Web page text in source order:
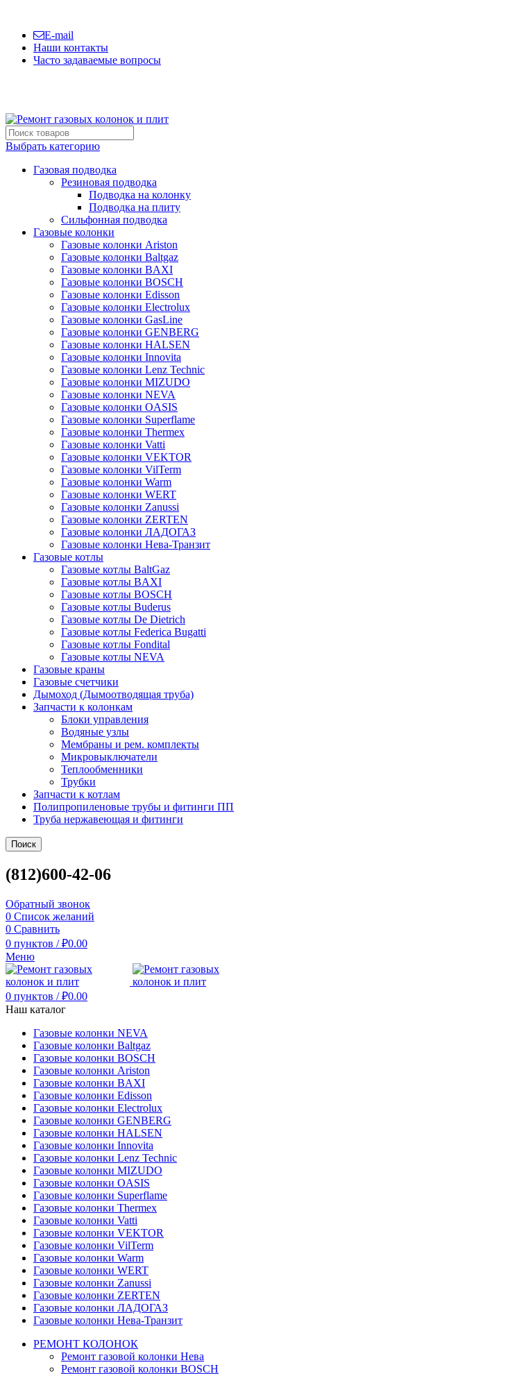
E-mail
Наши контакты
Часто задаваемые вопросы
Выбрать категорию
Газовая подводка
Резиновая подводка
Подводка на колонку
Подводка на плиту
Сильфонная подводка
Газовые колонки
Газовые колонки Ariston
Газовые колонки Baltgaz
Газовые колонки BAXI
Газовые колонки BOSCH
Газовые колонки Edisson
Газовые колонки Electrolux
Газовые колонки GasLine
Газовые колонки GENBERG
Газовые колонки HALSEN
Газовые колонки Innovita
Газовые колонки Lenz Technic
Газовые колонки MIZUDO
Газовые колонки NEVA
Газовые колонки OASIS
Газовые колонки Superflame
Газовые колонки Thermex
Газовые колонки Vatti
Газовые колонки VEKTOR
Газовые колонки VilTerm
Газовые колонки Warm
Газовые колонки WERT
Газовые колонки Zanussi
Газовые колонки ZERTEN
Газовые колонки ЛАДОГАЗ
Газовые колонки Нева-Транзит
Газовые котлы
Газовые котлы BaltGaz
Газовые котлы BAXI
Газовые котлы BOSCH
Газовые котлы Buderus
Газовые котлы De Dietrich
Газовые котлы Federica Bugatti
Газовые котлы Fondital
Газовые котлы NEVA
Газовые краны
Газовые счетчики
Дымоход (Дымоотводящая труба)
Запчасти к колонкам
Блоки управления
Водяные узлы
Мембраны и рем. комплекты
Микровыключатели
Теплообменники
Трубки
Запчасти к котлам
Полипропиленовые трубы и фитинги ПП
Труба нержавеющая и фитинги
Поиск
(812)600-42-06
Обратный звонок
0 Список желаний
0 Сравнить
0 пунктов / ₽0.00
Меню
0 пунктов / ₽0.00
Наш каталог
Газовые колонки NEVA
Газовые колонки Baltgaz
Газовые колонки BOSCH
Газовые колонки Ariston
Газовые колонки BAXI
Газовые колонки Edisson
Газовые колонки Electrolux
Газовые колонки GENBERG
Газовые колонки HALSEN
Газовые колонки Innovita
Газовые колонки Lenz Technic
Газовые колонки MIZUDO
Газовые колонки OASIS
Газовые колонки Superflame
Газовые колонки Thermex
Газовые колонки Vatti
Газовые колонки VEKTOR
Газовые колонки VilTerm
Газовые колонки Warm
Газовые колонки WERT
Газовые колонки Zanussi
Газовые колонки ZERTEN
Газовые колонки ЛАДОГАЗ
Газовые колонки Нева-Транзит
РЕМОНТ КОЛОНОК
Ремонт газовой колонки Нева
Ремонт газовой колонки BOSCH